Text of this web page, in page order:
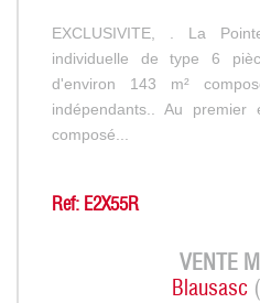
EXCLUSIVITE, . La
individuelle de type 6
d'environ 143 m²
indépendants.. Au
composé...
Ref: E2X55R
VENTE
Blausasc